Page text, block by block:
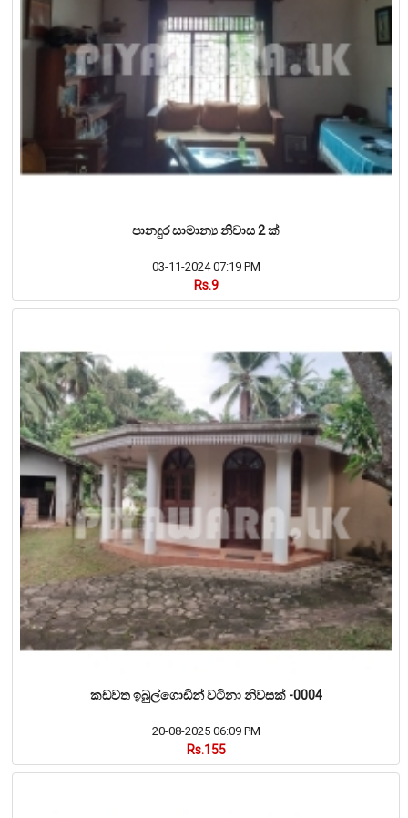
පානදුර සාමාන්‍ය නිවාස 2 ක්
03-11-2024 07:19 PM
Rs.9
කඩවත ඉබුල්ගොඩින් වටිනා නිවසක් -0004
20-08-2025 06:09 PM
Rs.155